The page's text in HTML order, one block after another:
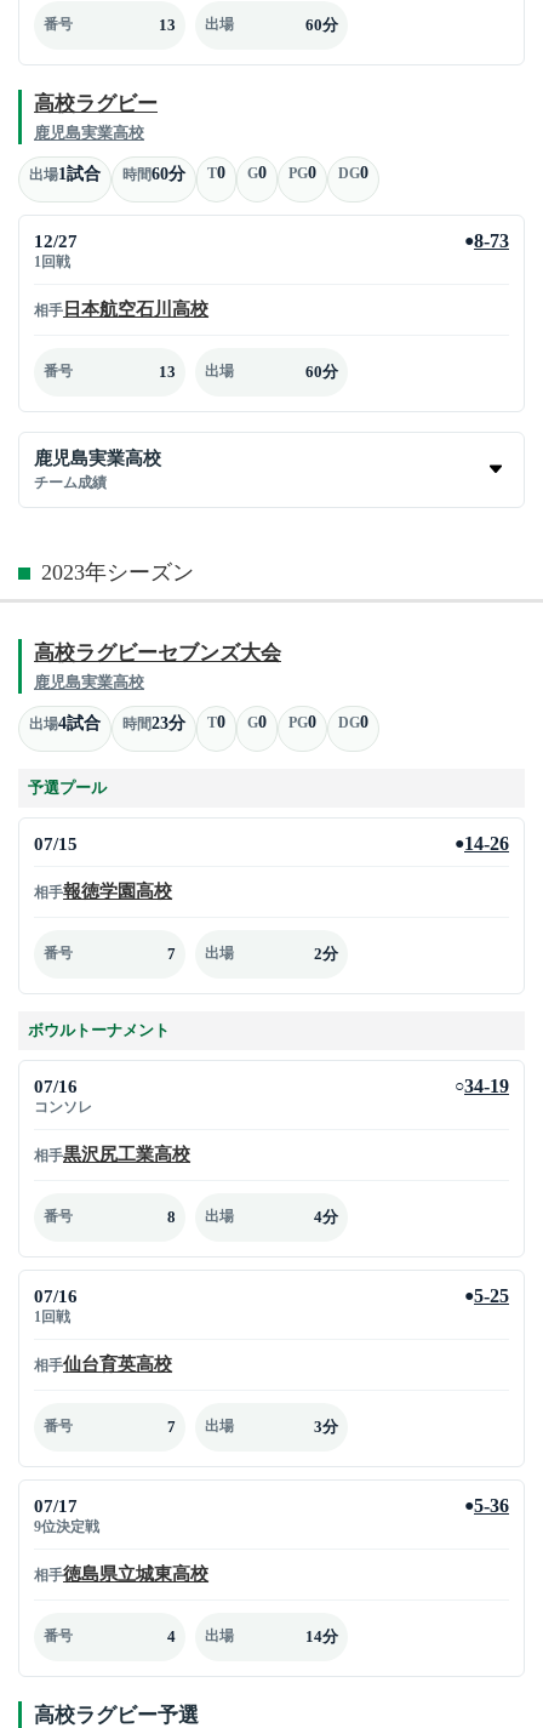
番号 13 出場 60分
高校ラグビー
鹿児島実業高校
出場1試合 時間60分 T0 G0 PG0 DG0
12/27
1回戦
●8-73
相手 日本航空石川高校
番号 13 出場 60分
鹿児島実業高校
チーム成績
2023年シーズン
高校ラグビーセブンズ大会
鹿児島実業高校
出場4試合 時間23分 T0 G0 PG0 DG0
予選プール
07/15 ●14-26
相手報徳学園高校
番号 7 出場 2分
ボウルトーナメント
07/16
コンソレ
○34-19
相手黒沢尻工業高校
番号 8 出場 4分
07/16
1回戦
●5-25
相手仙台育英高校
番号 7 出場 3分
07/17
9位決定戦
●5-36
相手徳島県立城東高校
番号 4 出場 14分
高校ラグビー予選